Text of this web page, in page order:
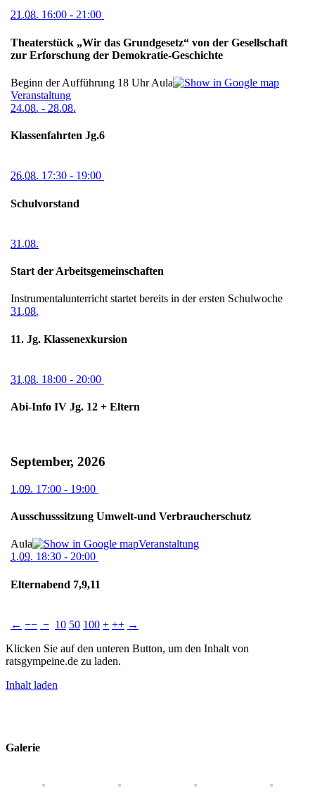
21.08. 16:00 - 21:00
Theaterstück „Wir das Grundgesetz“ von der Gesellschaft
zur Erforschung der Demokratie-Geschichte
Beginn der Aufführung 18 UhrAula
Veranstaltung
24.08. - 28.08.
Klassenfahrten Jg.6
26.08. 17:30 - 19:00
Schulvorstand
31.08.
Start der Arbeitsgemeinschaften
Instrumentalunterricht startet bereits in der ersten Schulwoche
31.08.
11. Jg. Klassenexkursion
31.08. 18:00 - 20:00
Abi-Info IV Jg. 12 + Eltern
September, 2026
1.09. 17:00 - 19:00
Ausschusssitzung Umwelt-und Verbraucherschutz
Aula
Veranstaltung
1.09. 18:30 - 20:00
Elternabend 7,9,11
← −− − 10 50 100 + ++ →
Klicken Sie auf den unteren Button, um den Inhalt von
ratsgympeine.de zu laden.
Inhalt laden
Galerie